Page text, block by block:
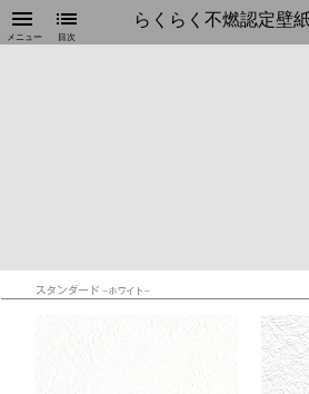
menu
メニュー
らくらく不燃認定壁
list
目次